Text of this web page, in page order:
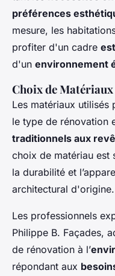
préférences
mesure, les
profiter d'un cadre
d'un environnement
Choix de
Les matériaux utilisés
le type de rénovation
traditionnels aux
choix de matériau est
la durabilité et
architectural d'origine.
Les professionnels
Philippe B. Façades,
de rénovation à l’
répondant aux